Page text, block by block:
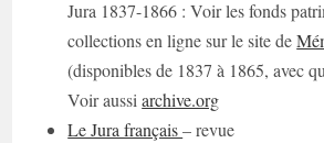
Jura 1837-1866 : Voir les fonds
collections en ligne sur le site de
(disponibles de 1837 à 1865, avec
Voir aussiarchive.org
Le Jura français– revue